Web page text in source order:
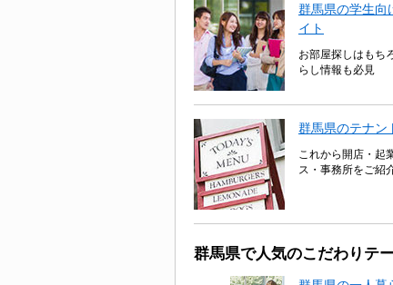
群馬県の学生向
イト
お部屋探しはもち
らし情報も必見
群馬県のテナン
これから開店・起
ス・事務所をご紹
群馬県で人気のこだわりテ